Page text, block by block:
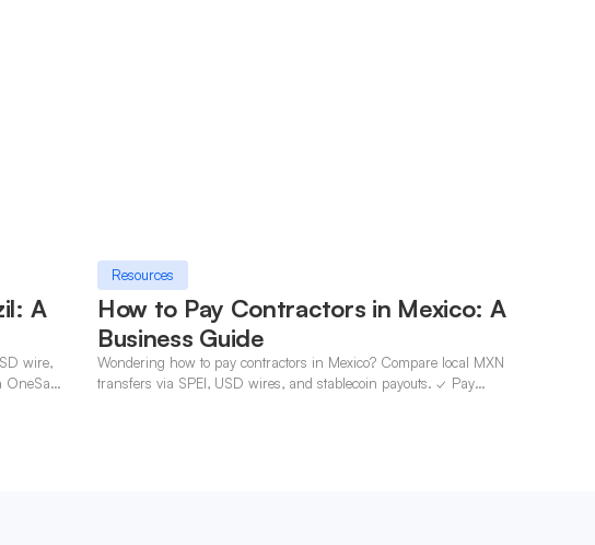
A
wire,
OneSafe
Resources
How to Pay Contractors in Mexico: A
Business Guide
Wondering how to pay contractors in Mexico? Compare local MXN
transfers via SPEI, USD wires, and stablecoin payouts. ✓ Pay